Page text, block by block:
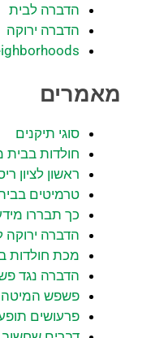
הדברה לבית
הדברה ירוקה
מאמרים
סוגי תיקנים
חולדות בבית
ראשון לציון
טרמיטים
כך תבררו
הדברה ירוקה
מכת חולדות
הדברה נגד
פשפש המיטה
פרעושים